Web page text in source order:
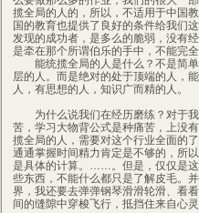
揽全局的人的，所以，不适用于中国
国的教育也提供了良好的条件给我们
发现的成功者，是多么的脆弱，没有
是牵在那个所谓伯乐的手中，不能完全
能统揽全局的人是什么？不是简单
层的人。而是绝对的处于顶端的人，
人，有思想的人，知识广而精的人。
为什么说我们在经历磨练？对于我
苦，学习大物背公式是种痛苦，上没
揽全局的人，需要对这个行业全面的
通通掌握时间精力肯定是不够的，
是具体的计算。……。但是，仅仅是
些东西，不能什么都只是了解皮毛。
界，我还要去弹弹钢琴滑滑轮滑、看
间的缝隙中穿梭飞行，抵挡住来自心